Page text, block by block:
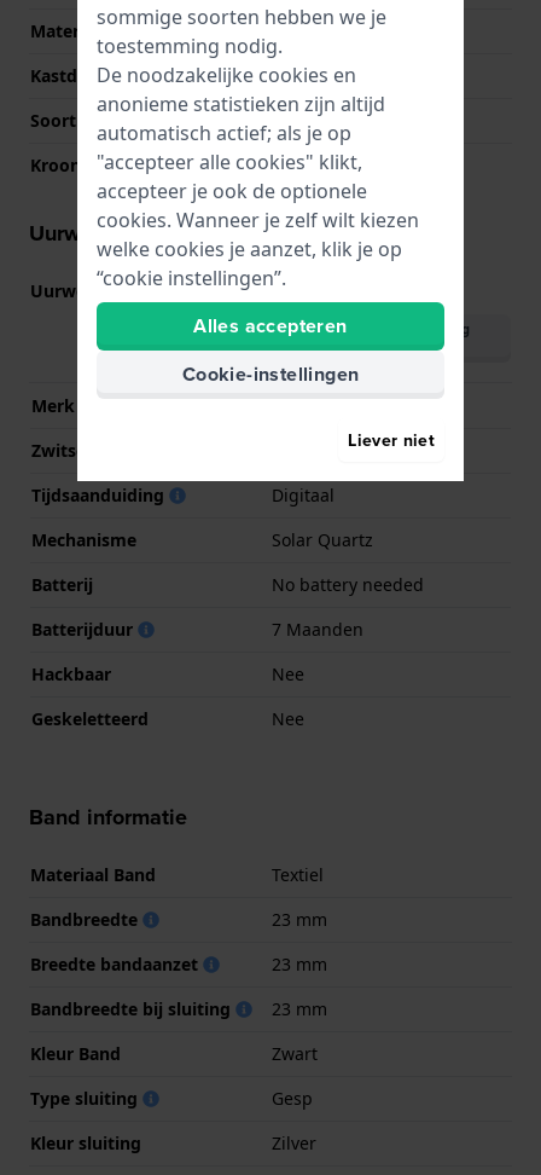
Materiaal kastdeksel
Bio-plastic
Kastdeksel
Gedicht met schroefjes
Soort glas
Mineraal
Kroon
Druk kroon
Uurwerk informatie
Uurwerk nr. 3513
Download handleiding
(English)
Merk uurwerk
Casio
Zwitsers uurwerk
Tijdsaanduiding
Digitaal
Mechanisme
Solar Quartz
Batterij
No battery needed
Batterijduur
7 Maanden
Hackbaar
Nee
Geskeletteerd
Nee
Band informatie
Materiaal Band
Textiel
Bandbreedte
23 mm
Breedte bandaanzet
23 mm
Bandbreedte bij sluiting
23 mm
Kleur Band
Zwart
Type sluiting
Gesp
Kleur sluiting
Zilver
sommige soorten hebben we je
toestemming nodig.
De noodzakelijke cookies en
anonieme statistieken zijn altijd
automatisch actief; als je op
"accepteer alle cookies" klikt,
accepteer je ook de optionele
cookies. Wanneer je zelf wilt kiezen
welke cookies je aanzet, klik je op
“cookie instellingen”.
Alles accepteren
Cookie-instellingen
Liever niet